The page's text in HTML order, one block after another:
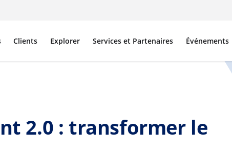
Clients Explorer Services et Partenaires Événements
2.0 : transformer le